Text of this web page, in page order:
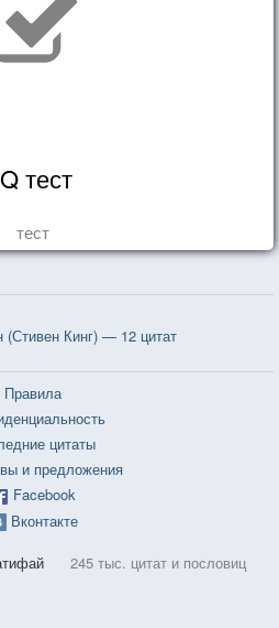
тест
тест
Кинг) — 12 цитат
Правила
цитаты
и предложения
Facebook
Вконтакте
245 тыс. цитат и пословиц